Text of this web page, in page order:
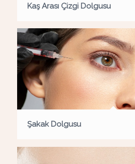
Kaş Arası Çizgi Dolgusu
Şakak Dolgusu